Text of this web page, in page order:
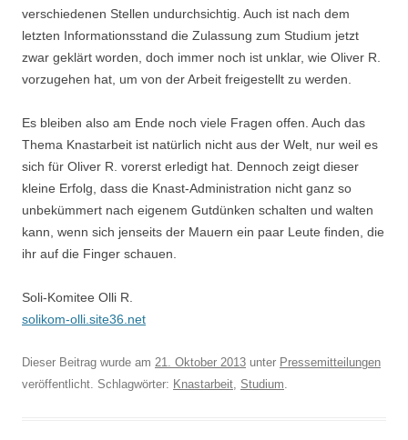
verschiedenen Stellen undurchsichtig. Auch ist nach dem
letzten Informationsstand die Zulassung zum Studium jetzt
zwar geklärt worden, doch immer noch ist unklar, wie Oliver R.
vorzugehen hat, um von der Arbeit freigestellt zu werden.
Es bleiben also am Ende noch viele Fragen offen. Auch das
Thema Knastarbeit ist natürlich nicht aus der Welt, nur weil es
sich für Oliver R. vorerst erledigt hat. Dennoch zeigt dieser
kleine Erfolg, dass die Knast-Administration nicht ganz so
unbekümmert nach eigenem Gutdünken schalten und walten
kann, wenn sich jenseits der Mauern ein paar Leute finden, die
ihr auf die Finger schauen.
Soli-Komitee Olli R.
solikom-olli.site36.net
Dieser Beitrag wurde am 21. Oktober 2013 unter Pressemitteilungen
veröffentlicht. Schlagwörter: Knastarbeit Studium